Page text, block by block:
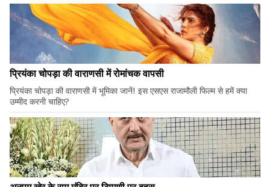
प्रियंका चोपड़ा की वाराणसी में रोमांचक वापसी
प्रियंका चोपड़ा की वाराणसी में भूमिका जानें! इस एसएस राजामौली फिल्म से हमें क्या
उम्मीद करनी चाहिए?